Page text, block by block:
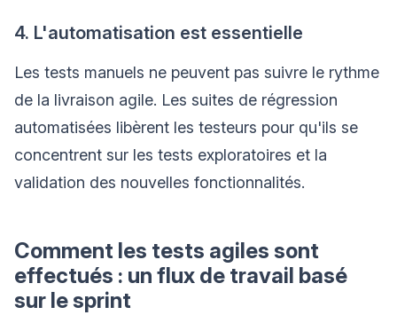
4. L'automatisation est essentielle
Les tests manuels ne peuvent pas suivre le rythme
de la livraison agile. Les suites de régression
automatisées libèrent les testeurs pour qu'ils se
concentrent sur les tests exploratoires et la
validation des nouvelles fonctionnalités.
Comment les tests agiles sont
effectués : un flux de travail basé
sur le sprint